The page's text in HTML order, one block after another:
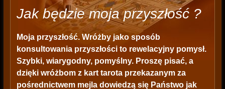
Jak będzie moja przyszłość ?
Moja przyszłość. Wróżby jako sposób
konsultowania przyszłości to rewelacyjny pomysł.
Szybki, wiarygodny, pomyślny. Proszę pisać, a
dzięki wróżbom z kart tarota przekazanym za
pośrednictwem mejla dowiedzą się Państwo jak